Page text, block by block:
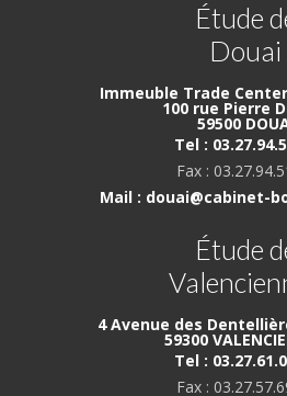
Étude
Douai
Immeuble Trade
100 rue Pierre
59500
Tel :
Fax :
Mail : douai@cabinet-
Étude
4 Avenue des
59300
Tel :
Fax :